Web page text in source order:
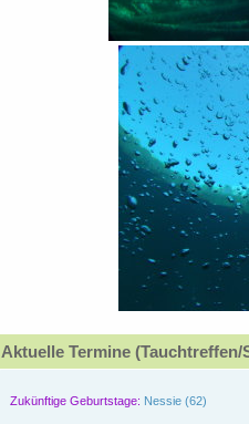
Aktuelle Termine
Zukünftige Geburtstage: Nessie (62)